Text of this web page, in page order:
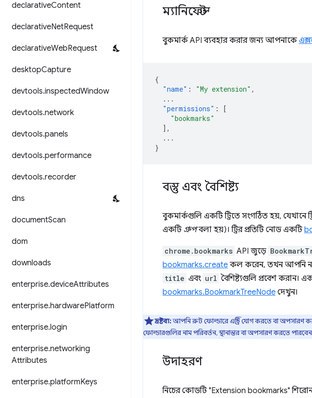
declarativeContent
declarativeNetRequest
declarativeWebRequest
desktopCapture
devtools.inspectedWindow
devtools.network
devtools.panels
devtools.performance
devtools.recorder
dns
documentScan
dom
downloads
enterprise.deviceAttributes
enterprise.hardwarePlatform
enterprise.login
enterprise.networking
Attributes
enterprise.platformKeys
ম্যানিফেস্ট
বুকমার্ক API ব্যবহার করার জন্য আপনাকে
{
"name" : "My extension" ,
...
"permissions" :
[
"bookmarks"
],
...
}
বস্তু এবং বৈশিষ্ট্য
বুকমার্কগুলি একটি ট্রিতে সংগঠিত হয়,
একটি গ্রুপবলা হয়)। ট্রির প্রতিটি নোড একটি
chrome.bookmarks API জুড়ে
bookmarks.create কল করেন, তখন আপনি
title এবং url বৈশিষ্ট্যগুলি প্রবেশ করান।
bookmarks.BookmarkTreeNode দেখুন।
দ্রষ্টব্য:আপনি রুট ফোল্ডারে এন্ট্রি যোগ করতে বা অপসারণ
ফোল্ডারগুলির নাম পরিবর্তন, স্থানান্তর বা অপসারণ করতে পারবেন
উদাহরণ
নিচের কোডটি "Extension bookmarks"